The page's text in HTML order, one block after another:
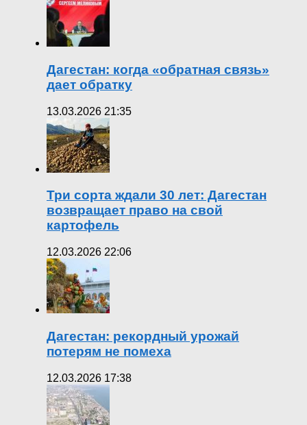
Дагестан: когда «обратная связь»
дает обратку
13.03.2026 21:35
Три сорта ждали 30 лет: Дагестан
возвращает право на свой
картофель
12.03.2026 22:06
Дагестан: рекордный урожай
потерям не помеха
12.03.2026 17:38